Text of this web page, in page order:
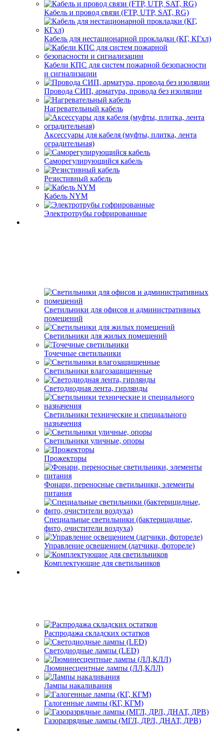
Кабель и провод связи (FTP, UTP, SAT, RG)
Кабель для нестационарной прокладки (КГ, КГхл)
Кабели КПС для систем пожарной безопасности
и сигнализации
Провода СИП, арматура, провода без изоляции
Нагревательный кабель
Аксессуары для кабеля (муфты, плитка, лента
оградительная)
Саморегулирующийся кабель
Резистивный кабель
Кабель NYM
Электротрубы гофрированные
Светильники для офисов и административных
помещений
Светильники для жилых помещений
Точечные светильники
Светильники влагозащищенные
Светодиодная лента, гирлянды
Светильники технические и специального
назначения
Светильники уличные, опоры
Прожекторы
Фонари, переносные светильники, элементы
питания
Специальные светильники (бактерицидные,
фито, очистители воздуха)
Управление освещением (датчики, фотореле)
Комплектующие для светильников
Распродажа складских остатков
Светодиодные лампы (LED)
Люминесцентные лампы (ЛЛ,КЛЛ)
Лампы накаливания
Галогенные лампы (КГ, КГМ)
Газоразрядные лампы (МГЛ, ДРЛ, ДНАТ, ДРВ)